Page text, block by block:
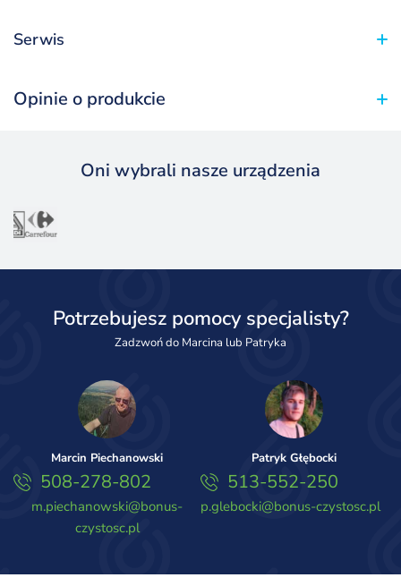
Serwis
Opinie o produkcie
Oni wybrali nasze urządzenia
Potrzebujesz pomocy specjalisty?
Zadzwoń do Marcina lub Patryka
Marcin Piechanowski
508-278-802
m.piechanowski@bonus-
czystosc.pl
Patryk Głębocki
513-552-250
p.glebocki@bonus-czystosc.pl